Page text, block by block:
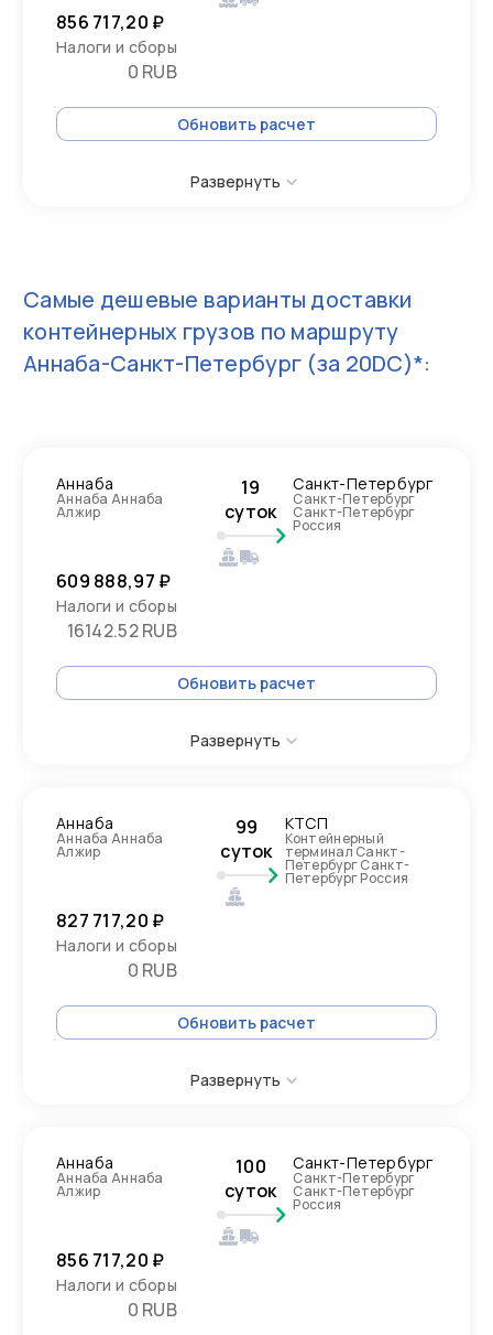
856 717,20 ₽
Налоги и сборы
0 RUB
Обновить расчет
Развернуть
Самые дешевые варианты доставки
контейнерных грузов по маршруту
Аннаба-Санкт-Петербург (за 20DC)*:
Аннаба
Аннаба Аннаба
Алжир
19
суток
Санкт-Петербург
Санкт-Петербург
Санкт-Петербург
Россия
609 888,97 ₽
Налоги и сборы
16142.52 RUB
Обновить расчет
Развернуть
Аннаба
Аннаба Аннаба
Алжир
99
суток
КТСП
Контейнерный
терминал Санкт-
Петербург Санкт-
Петербург Россия
827 717,20 ₽
Налоги и сборы
0 RUB
Обновить расчет
Развернуть
Аннаба
Аннаба Аннаба
Алжир
100
суток
Санкт-Петербург
Санкт-Петербург
Санкт-Петербург
Россия
856 717,20 ₽
Налоги и сборы
0 RUB